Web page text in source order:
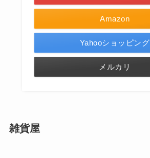
Amazon
Yahooショッピング
メルカリ
雑貨屋